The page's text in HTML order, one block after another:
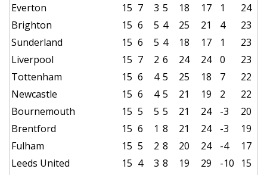
Everton
15 7 3 5 18 17 1
24
Brighton
15 6 5 4 25 21 4
23
Sunderland
15 6 5 4 18 17 1
23
Liverpool
15 7 2 6 24 24 0
23
Tottenham
15 6 4 5 25 18 7
22
Newcastle
15 6 4 5 21 19 2
22
Bournemouth
15 5 5 5 21 24 -3
20
Brentford
15 6 1 8 21 24 -3
19
Fulham
15 5 2 8 20 24 -4
17
Leeds United
15 4 3 8 19 29 -10
15